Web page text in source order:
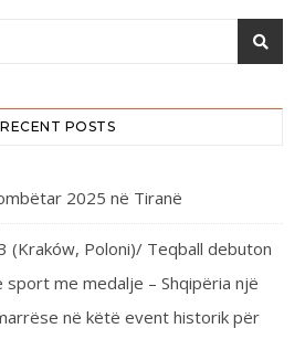
RECENT POSTS
2025 në Tiranë
(Kraków, Poloni)/ Teqball debuton
me medalje – Shqipëria një
në këtë event historik për